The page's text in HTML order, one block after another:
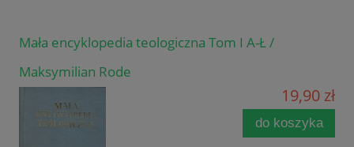
Mała encyklopedia teologiczna Tom I A-Ł /
Maksymilian Rode
19,90 zł
do koszyka